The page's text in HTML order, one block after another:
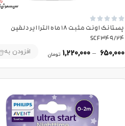





پستانک اونت مثبت 18 ماه الترا ایر دلفین
SCF349/24
650,000
–
1,220,000 تومان افزودن به